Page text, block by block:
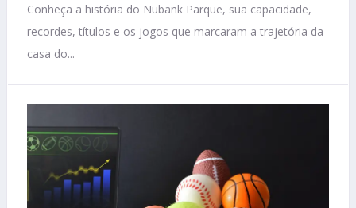
Conheça a história do Nubank Parque, sua capacidade,
recordes, títulos e os jogos que marcaram a trajetória da
casa do...